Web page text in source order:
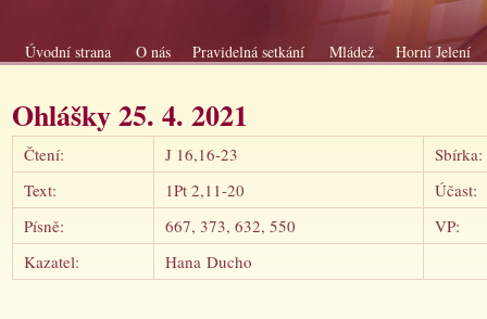
Úvodní strana O nás Pravidelná setkání Mládež Horní Jelení
Ohlášky 25. 4. 2021
Čtení: J 16,16-23
Text:
1Pt 2,11-20
Účast:
Písně:
667, 373, 632, 550
VP:
Kazatel:
Hana Ducho